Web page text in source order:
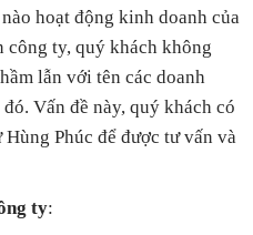
hoạt động kinh doanh của
công ty, quý khách không
lẫn với tên các doanh
Vấn đề này, quý khách có
Phúc để được tư vấn và
ty: